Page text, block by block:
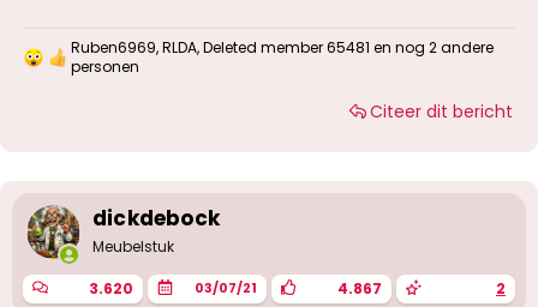
W
n
g
n
:
Ruben6969,RLDA,Deleted member 65481 en nog 2 andere
personen
Citeer dit bericht
dickdebock
Meubelstuk
3.620 03/07/21 4.867 2